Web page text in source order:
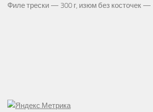
Филе трески — 300 г, изюм без косточек